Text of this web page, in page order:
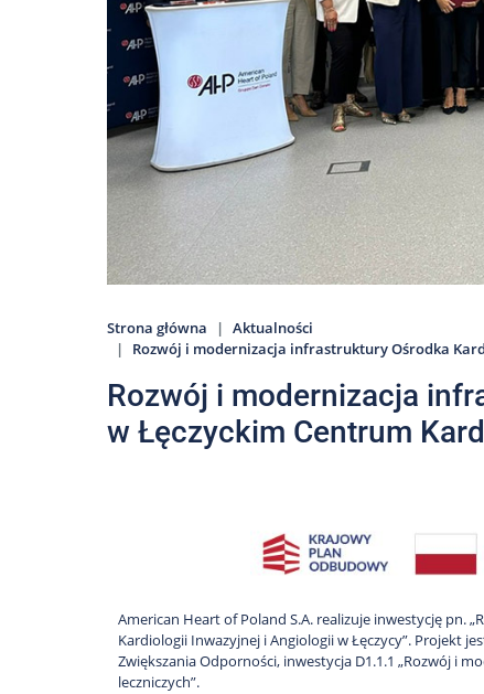
Strona główna
Aktualności
Rozwój i modernizacja infrastruktury Ośrodka
Rozwój i modernizacja
w Łęczyckim Centrum
American Heart of Poland S.A. realizuje inwestycję pn.
Kardiologii Inwazyjnej i Angiologii w Łęczycy”. Projekt
Zwiększania Odporności, inwestycja D1.1.1 „Rozwój i
leczniczych”.